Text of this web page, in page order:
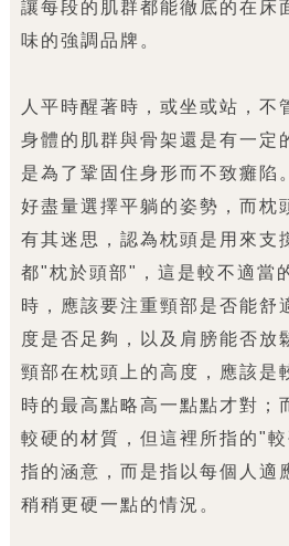
讓每段的肌群都能徹底的在床
味的強調品牌。
人平時醒著時，或坐或站，不
身體的肌群與骨架還是有一定
是為了鞏固住身形而不致癱陷
好盡量選擇平躺的姿勢，而枕
有其迷思，認為枕頭是用來支
都"枕於頭部"，這是較不適當
時，應該要注重頸部是否能舒
度是否足夠，以及肩膀能否放
頸部在枕頭上的高度，應該是
時的最高點略高一點點才對；
較硬的材質，但這裡所指的"
指的涵意，而是指以每個人適
稍稍更硬一點的情況。